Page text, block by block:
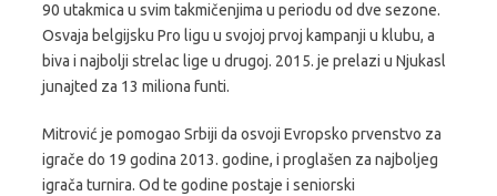
90 utakmica u svim takmičenjima u periodu od dve sezone.
Osvaja belgijsku Pro ligu u svojoj prvoj kampanji u klubu, a
biva i najbolji strelac lige u drugoj. 2015. je prelazi u Njukasl
junajted za 13 miliona funti.
Mitrović je pomogao Srbiji da osvoji Evropsko prvenstvo za
igrače do 19 godina 2013. godine, i proglašen za najboljeg
igrača turnira. Od te godine postaje i seniorski